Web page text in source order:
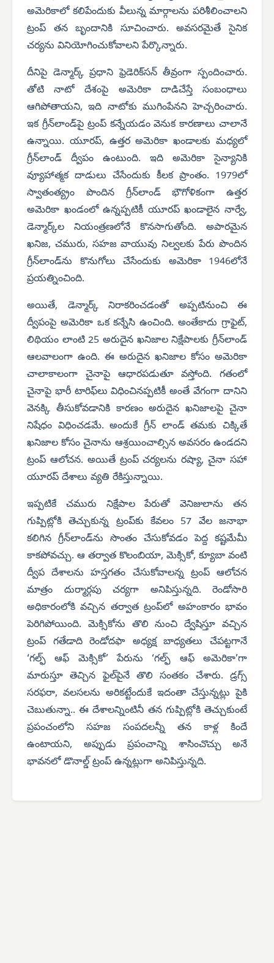
అమెరికాలో కలిపేందుకు వీలున్న మార్గాలను పరిశీలించాలని
ట్రంప్ తన బృందానికి సూచించారు. అవసరమైతే సైనిక
చర్యను వినియోగించుకోవాలని పేర్కొన్నారు.
దీనిపై డెన్మార్క్ ప్రధాని ఫ్రెడెరిక్‌సన్ తీవ్రంగా స్పందించారు.
తోటి నాటో దేశంపై అమెరికా దాడిచేస్తే సంబంధాలు
ఆగిపోతాయని, ఇది నాటోకు ముగింపేనని హెచ్చరించారు.
ఇక గ్రీన్‌లాండ్‌పై ట్రంప్ కన్నేయడం వెనుక కారణాలు చాలానే
ఉన్నాయి. యూరప్, ఉత్తర అమెరికా ఖండాలకు మధ్యలో
గ్రీన్‌లాండ్ ద్వీపం ఉంటుంది. ఇది అమెరికా సైన్యానికి
వ్యూహాత్మక దాడులు చేసేందుకు కీలక ప్రాంతం. 1979లో
స్వాతంత్య్రం పొందిన గ్రీన్‌లాండ్ భౌగోళికంగా ఉత్తర
అమెరికా ఖండంలో ఉన్నప్పటికీ యూరప్ ఖండాలైన నార్వే,
డెన్మార్క్‌ల నియంత్రణలోనే కొనసాగుతోంది. అపారమైన
ఖనిజ, చమురు, సహజ వాయువు నిల్వలకు పేరు పొందిన
గ్రీన్‌లాండ్‌ను కొనుగోలు చేసేందుకు అమెరికా 1946లోనే
ప్రయత్నించింది.
అయితే, డెన్మార్క్ నిరాకరించడంతో అప్పటినుంచి ఈ
ద్వీపంపై అమెరికా ఒక కన్నేసి ఉంచింది. అంతేకాదు గ్రాఫైట్,
లిథియం లాంటి 25 అరుదైన ఖనిజాల నిక్షేపాలకు గ్రీన్‌లాండ్
ఆలవాలంగా ఉంది. ఈ అరుదైన ఖనిజాల కోసం అమెరికా
చాలాకాలంగా చైనాపై ఆధారపడుతూ వస్తోంది. గతంలో
చైనాపై భారీ టారిఫ్‌లు విధించినప్పటికీ అంతే వేగంగా దానిని
వెనక్కి తీసుకోవడానికి కారణం అరుదైన ఖనిజాలపై చైనా
నిషేధం విధించడమే. అందుకే గ్రీన్ లాండ్ తమకు చిక్కితే
ఖనిజాల కోసం చైనాను ఆశ్రయించాల్సిన అవసరం ఉండదని
ట్రంప్ ఆలోచన. అయితే ట్రంప్ చర్యలను రష్యా, చైనా సహా
యూరప్ దేశాలు వ్యతి రేకిస్తున్నాయి.
ఇప్పటికే చమురు నిక్షేపాల పేరుతో వెనిజులాను తన
గుప్పిట్లోకి తెచ్చుకున్న ట్రంప్‌కు కేవలం 57 వేల జనాభా
కలిగిన గ్రీన్‌లాండ్‌ను సొంతం చేసుకోవడం పెద్ద కష్టమేమీ
కాకపోవచ్చు. ఆ తర్వాత కొలంబియా, మెక్సికో, క్యూబా వంటి
ద్వీప దేశాలను హస్తగతం చేసుకోవాలన్న ట్రంప్ ఆలోచన
మాత్రం దుర్మార్గపు చర్యగా అనిపిస్తున్నది. రెండోసారి
అధికారంలోకి వచ్చిన తర్వాత ట్రంప్‌లో అహంకారం భావం
పెరిగిపోయింది. మెక్సికోను తొలి నుంచి ద్వేషిస్తూ వచ్చిన
ట్రంప్ గతేడాది రెండోదఫా అధ్యక్ష బాధ్యతలు చేపట్టగానే
‘గల్ఫ్ ఆఫ్ మెక్సికో’ పేరును ‘గల్ఫ్ ఆఫ్ అమెరికా’గా
మారుస్తూ తెచ్చిన ఫైల్‌పైనే తొలి సంతకం చేశారు. డ్రగ్స్
సరఫరా, వలసలను అరికట్టేందుకే ఇదంతా చేస్తున్నట్లు పైకి
చెబుతున్నా.. ఈ దేశాలన్నింటినీ తన గుప్పిట్లోకి తెచ్చుకుంటే
ప్రపంచంలోని సహజ సంపదలన్నీ తన కాళ్ల కిందే
ఉంటాయని, అప్పుడు ప్రపంచాన్ని శాసించొచ్చు అనే
భావనలో డొనాల్డ్ ట్రంప్ ఉన్నట్లుగా అనిపిస్తున్నది.